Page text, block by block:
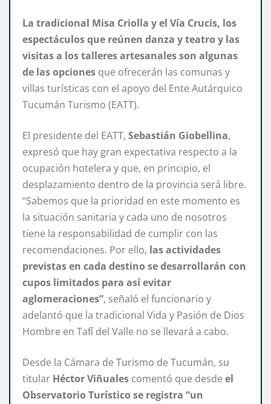
La tradicional Misa Criolla y el Vía Crucis, los
espectáculos que reúnen danza y teatro y las
visitas a los talleres artesanales son algunas
de las opciones que ofrecerán las comunas y
villas turísticas con el apoyo del Ente Autárquico
Tucumán Turismo (EATT).
El presidente del EATT, Sebastián Giobellina,
expresó que hay gran expectativa respecto a la
ocupación hotelera y que, en principio, el
desplazamiento dentro de la provincia será libre.
“Sabemos que la prioridad en este momento es
la situación sanitaria y cada uno de nosotros
tiene la responsabilidad de cumplir con las
recomendaciones. Por ello, las actividades
previstas en cada destino se desarrollarán con
cupos limitados para así evitar
aglomeraciones”, señaló el funcionario y
adelantó que la tradicional Vida y Pasión de Dios
Hombre en Tafí del Valle no se llevará a cabo.
Desde la Cámara de Turismo de Tucumán, su
titular Héctor Viñuales comentó que desde el
Observatorio Turístico se registra “un